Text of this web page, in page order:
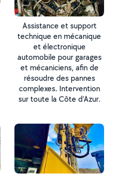
Assistance et support
technique en mécanique
et électronique
automobile pour garages
et mécaniciens, afin de
résoudre des pannes
complexes. Intervention
sur toute la Côte d’Azur.